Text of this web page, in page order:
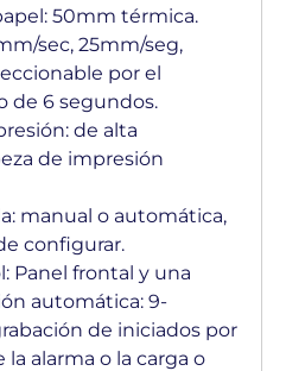
50mm térmica.
sec, 25mm/seg,
por el
de 6 segundos.
de alta
de impresión
manual o automática,
configurar.
Panel frontal y una
automática: 9-
de iniciados por
la alarma o la carga o